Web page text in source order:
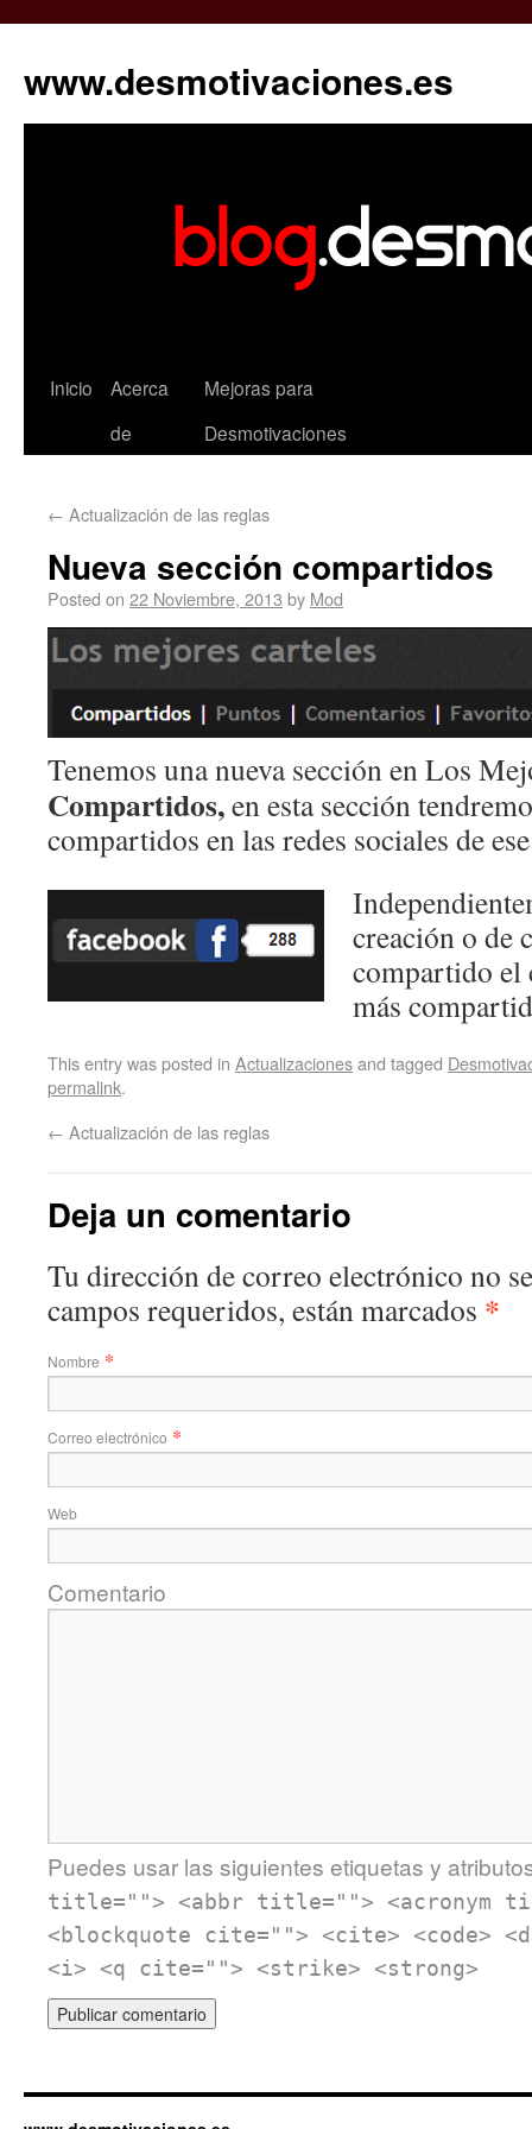
www.desmotivaciones.es
Inicio
Acerca
de
Mejoras para
Desmotivaciones
← Actualización de las reglas
Nueva sección compartidos
Posted on 22 Noviembre, 2013 by Mod
Tenemos una nueva sección en Los
Compartidos,en esta sección
compartidos en las redes sociales de
creación o de
compartido el
más
This entry was posted in Actualizacionesand tagged
permalink.
← Actualización de las reglas
Deja un comentario
Tu dirección de correo electrónico no
campos requeridos, están marcados *
Nombre *
Correo electrónico *
Web
Comentario
Puedes usar las siguientes etiquetas y
title=""> <abbr title=""> <acronym
<blockquote cite=""> <cite> <code>
<i> <q cite=""> <strike> <strong>